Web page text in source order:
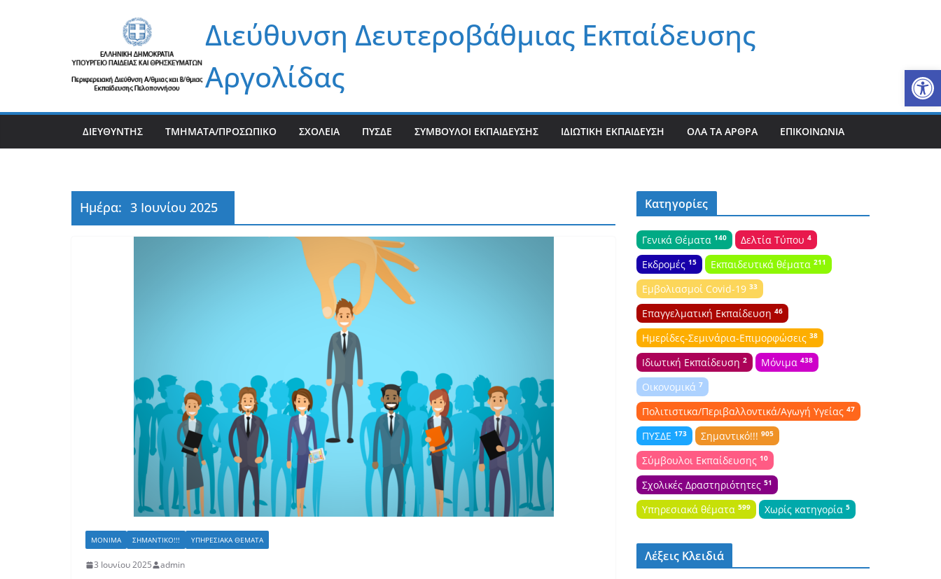
Διεύθυνση Δευτεροβάθμιας Εκπαίδευσης
Αργολίδας
ΔΙΕΥΘΥΝΤΉΣ ΤΜΉΜΑΤΑ/ΠΡΟΣΩΠΙΚΌ ΣΧΟΛΕΊΑ ΠΥΣΔΕ ΣΎΜΒΟΥΛΟΙ ΕΚΠΑΊΔΕΥΣΗΣ ΙΔΙΩΤΙΚΉ ΕΚΠΑΊΔΕΥΣΗ ΌΛΑ ΤΑ ΆΡΘΡΑ ΕΠΙΚΟΙΝΩΝΊΑ
Ημέρα: 3 Ιουνίου 2025
ΜΌΝΙΜΑ ΣΗΜΑΝΤΙΚΌ!!! ΥΠΗΡΕΣΙΑΚΆ ΘΈΜΑΤΑ
3 Ιουνίου 2025 admin
Κατηγορίες
Γενικά Θέματα 140 Δελτία Τύπου 4
Εκδρομές 15 Εκπαιδευτικά θέματα 211
Εμβολιασμοί Covid-19 33
Επαγγελματική Εκπαίδευση 46
Ημερίδες-Σεμινάρια-Επιμορφώσεις 38
Ιδιωτική Εκπαίδευση 2 Μόνιμα 438
Οικονομικά 7
Πολιτιστικα/Περιβαλλοντικά/Αγωγή Υγείας 47
ΠΥΣΔΕ 173 Σημαντικό!!! 905
Σύμβουλοι Εκπαίδευσης 10
Σχολικές Δραστηριότητες 51
Υπηρεσιακά θέματα 599 Χωρίς κατηγορία 5
Λέξεις Κλειδιά